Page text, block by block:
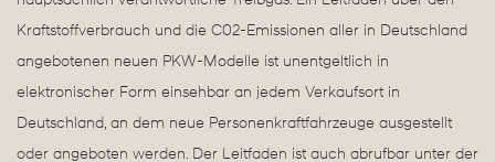
Kraftstoffverbrauch und die C02-Emissionen aller in Deutschland
angebotenen neuen PKW-Modelle ist unentgeltlich in
elektronischer Form einsehbar an jedem Verkaufsort in
Deutschland, an dem neue Personenkraftfahrzeuge ausgestellt
oder angeboten werden. Der Leitfaden ist auch abrufbar unter der